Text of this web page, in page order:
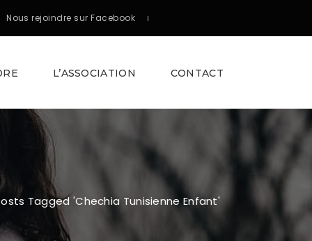
Nous rejoindre sur Facebook
L’ASSOCIATION CONTACT
Tagged 'chechia Tunisienne Enfant'